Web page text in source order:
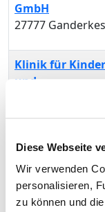
Diese Webseite
Wir verwenden
personalisieren,
zu können und
GmbH
27777
Klinik für
und
Wichernstift
AGAPLESION
ROTENBURG